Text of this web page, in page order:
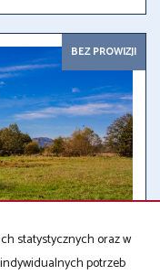
BEZ PROWIZJI
statystycznych oraz w
potrzeb